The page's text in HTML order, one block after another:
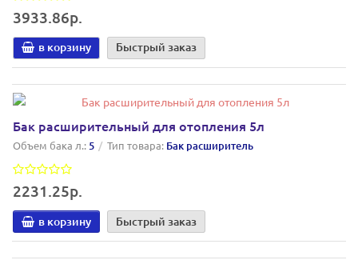
3933.86р.
в корзину Быстрый заказ
Бак расширительный для отопления 5л
Объем бака л.:5 Тип товара: Бак расширитель
2231.25р.
в корзину Быстрый заказ